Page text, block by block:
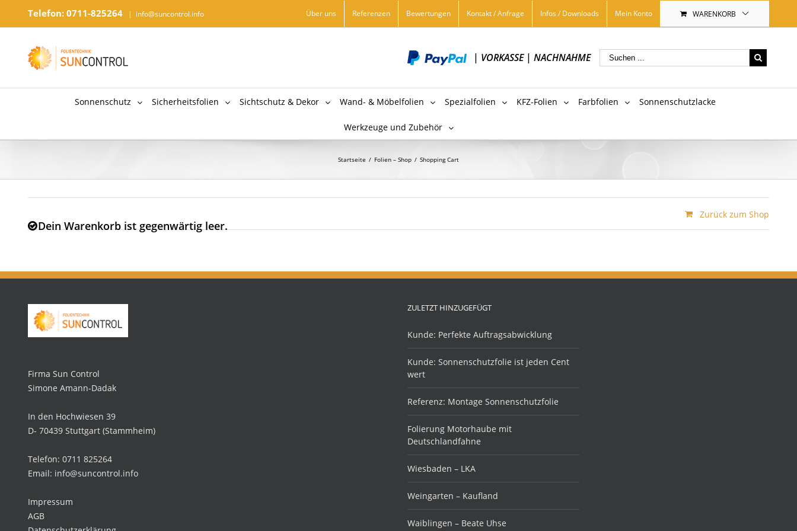
Telefon: 0711-825264 | info@suncontrol.info Über uns Referenzen Bewertungen Kontakt / Anfrage Infos / Downloads Mein Konto WARENKORB
| VORKASSE| NACHNAHME
Sonnenschutz Sicherheitsfolien Sichtschutz & Dekor Wand- & Möbelfolien Spezialfolien KFZ-Folien Farbfolien Sonnenschutzlacke
Werkzeuge und Zubehör
Startseite / Folien – Shop / Shopping Cart
Dein Warenkorb ist gegenwärtig leer.
Zurück zum Shop
Firma Sun Control
Simone Amann-Dadak
In den Hochwiesen 39
D- 70439 Stuttgart (Stammheim)
Telefon: 0711 825264
Email: info@suncontrol.info
Impressum
AGB
ZULETZT HINZUGEFÜGT
Kunde: Perfekte Auftragsabwicklung
Kunde: Sonnenschutzfolie ist jeden Cent
wert
Referenz: Montage Sonnenschutzfolie
Folierung Motorhaube mit
Deutschlandfahne
Wiesbaden – LKA
Weingarten – Kaufland
Waiblingen – Beate Uhse